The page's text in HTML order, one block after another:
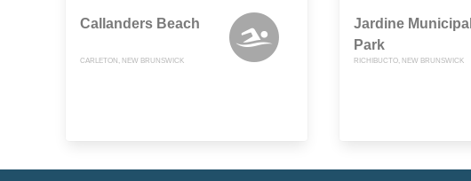
Callanders Beach
CARLETON, NEW BRUNSWICK
Jardine Municipal
Park
RICHIBUCTO, NEW BRUNSWICK